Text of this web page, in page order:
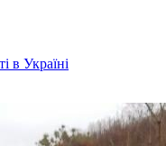
в Україні